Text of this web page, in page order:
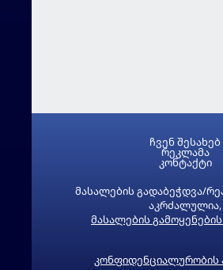
მასალების გადაბეჭდვა/
აკრძალულია,
მასალების
კონფიდენციალურობის
ჩვენ შესახებ
რეკლამა
კონტაქტი